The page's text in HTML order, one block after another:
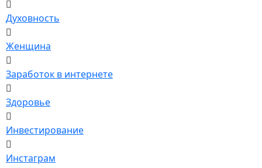
Духовность
Женщина
Заработок в интернете
Здоровье
Инвестирование
Инстаграм